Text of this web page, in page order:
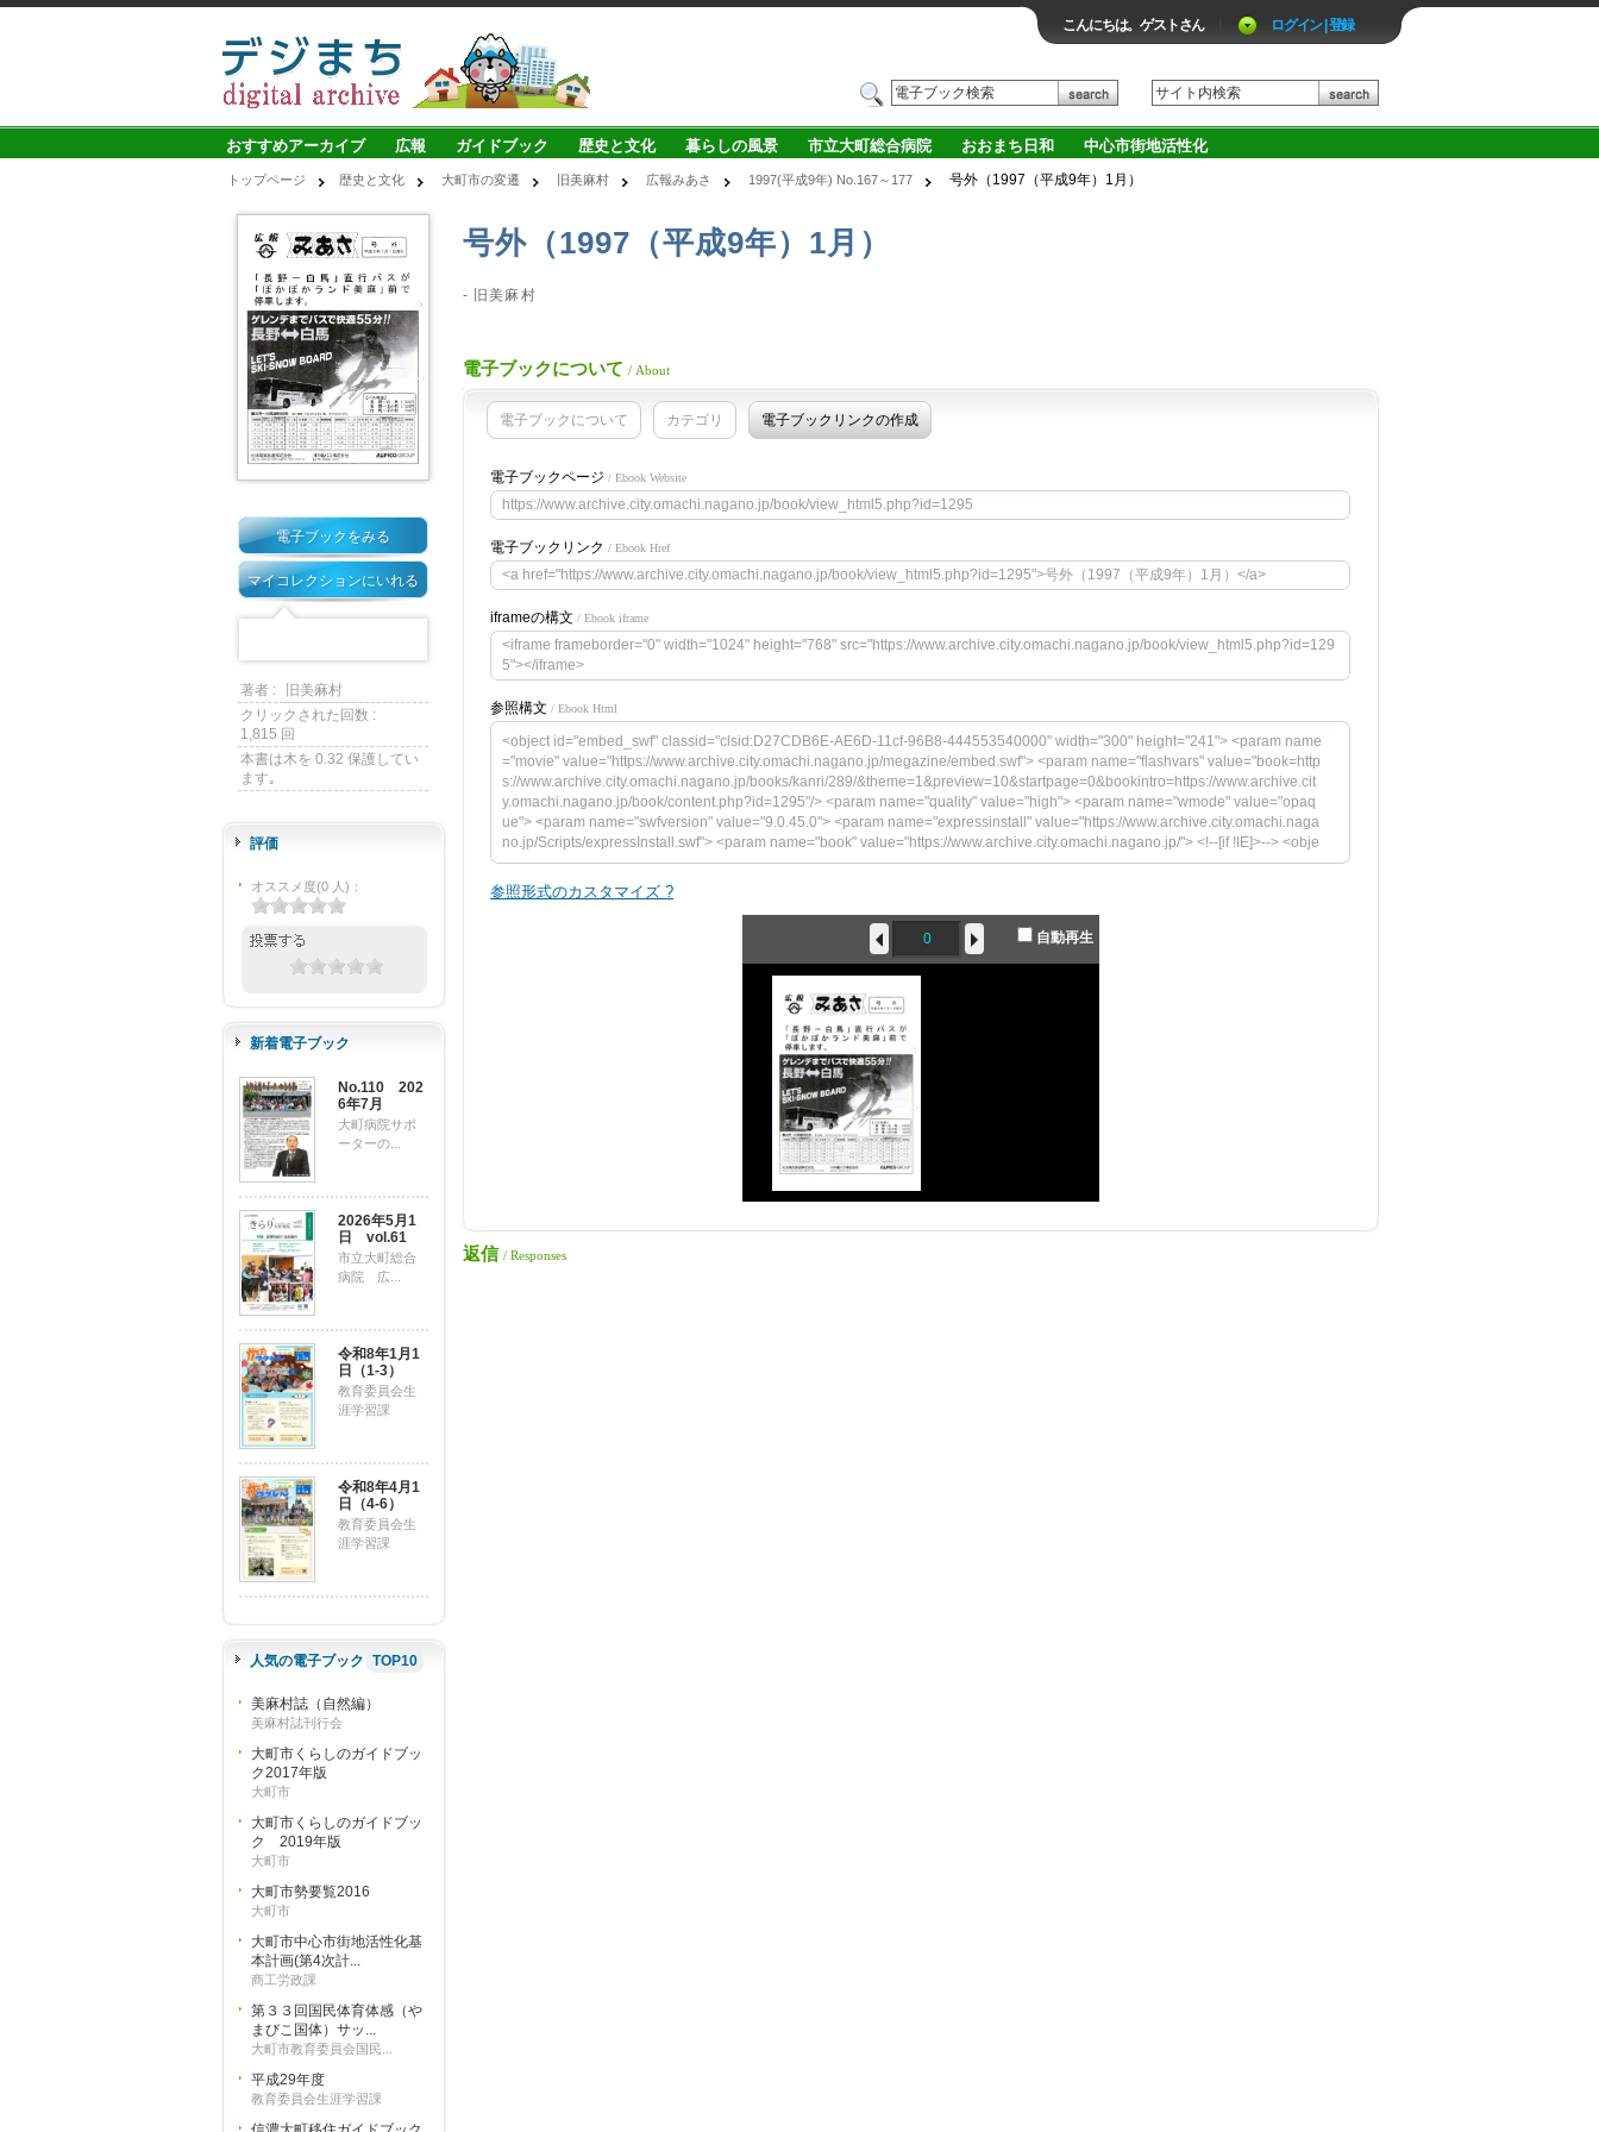
こんにちは。ゲストさん ログイン | 登録
おすすめアーカイブ 広報 ガイドブック 歴史と文化 暮らしの風景 市立大町総合病院 おおまち日和 中心市街地活性化
トップページ 歴史と文化 大町市の変遷 旧美麻村 広報みあさ 1997(平成9年) No.167～177 号外（1997（平成9年）1月）
電子ブックをみる
マイコレクションにいれる
著者 :
旧美麻村
クリックされた回数 :
1,815 回
本書は木を 0.32 保護してい
ます｡
評価
オススメ度(0人) ：
新着電子ブック
No.110 202
6年7月
大町病院サポ
ーターの...
2026年5月1
日 vol.61
市立大町総合
病院 広...
令和8年1月1
日（1-3）
教育委員会生
涯学習課
令和8年4月1
日（4-6）
教育委員会生
涯学習課
人気の電子ブック TOP10
美麻村誌（自然編）
美麻村誌刊行会
大町市くらしのガイドブッ
ク2017年版
大町市
大町市くらしのガイドブッ
ク 2019年版
大町市
大町市勢要覧2016
大町市
大町市中心市街地活性化基
本計画(第4次計...
商工労政課
第３３回国民体育体感（や
まびこ国体）サッ...
大町市教育委員会国民...
平成29年度
教育委員会生涯学習課
号外（1997（平成9年）1月）
- 旧美麻村
電子ブックについて / About
電子ブックについて カテゴリ 電子ブックリンクの作成
電子ブックページ / Ebook Website
https://www.archive.city.omachi.nagano.jp/book/view_html5.php?id=1295
電子ブックリンク / Ebook Href
<a href="https://www.archive.city.omachi.nagano.jp/book/view_html5.php?id=1295">号外（1997（平成9年）1月）</a>
iframeの構文 / Ebook iframe
<iframe frameborder="0" width="1024" height="768" src="https://www.archive.city.omachi.nagano.jp/book/view_html5.php?id=129
5"></iframe>
参照構文 / Ebook Html
<object id="embed_swf" classid="clsid:D27CDB6E-AE6D-11cf-96B8-444553540000" width="300" height="241"> <param name
="movie" value="https://www.archive.city.omachi.nagano.jp/megazine/embed.swf"> <param name="flashvars" value="book=http
s://www.archive.city.omachi.nagano.jp/books/kanri/289/&theme=1&preview=10&startpage=0&bookintro=https://www.archive.cit
y.omachi.nagano.jp/book/content.php?id=1295"/> <param name="quality" value="high"> <param name="wmode" value="opaq
ue"> <param name="swfversion" value="9.0.45.0"> <param name="expressinstall" value="https://www.archive.city.omachi.naga
no.jp/Scripts/expressInstall.swf"> <param name="book" value="https://www.archive.city.omachi.nagano.jp/"> <!--[if !IE]>--> <obje
ct type="application/x-shockwave-flash" data="https://www.archive.city.omachi.nagano.jp/megazine/embed.swf" width="300" hei
ght="241"> <!--<![endif]--> <param name="quality" value="high"> <param name="flashvars" value="book=https://www.archive.cit
y.omachi.nagano.jp/books/kanri/289/&theme=1&preview=10&startpage=0&bookintro=https://www.archive.city.omachi.nagano.j
p/book/content.php?id=1295"/> <param name="wmode" value="opaque"> <param name="swfversion" value="9.0.45.0"> <para
m name="expressinstall" value="https://www.archive.city.omachi.nagano.jp/Scripts/expressInstall.swf"> <param name="book" va
lue="https://www.archive.city.omachi.nagano.jp/"> <div> <h4>このコンテンツの表示には、Adobe Flash Playerの最新バージョン
ownload_buttons/get_flash_player.gif" alt=" Adobe Flash Playerを取得" width="112" height="33" /></a></p> </div> <!--[if !IE]>-->
参照形式のカスタマイズ ?
自動再生
返信 / Responses